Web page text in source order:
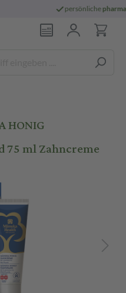
Beratung
HONIG
75 ml Zahncreme